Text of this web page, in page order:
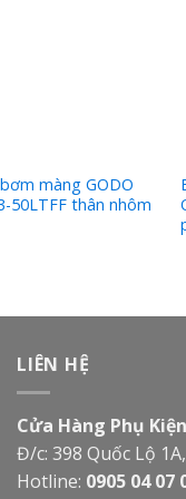
màng GODO
50LTFF thân nhôm
LIÊN HỆ
Cửa Hàng Phụ
Đ/c: 398 Quốc Lộ
Hotline: 0905 04 07